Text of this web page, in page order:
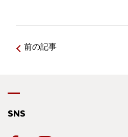
前の記事
SNS